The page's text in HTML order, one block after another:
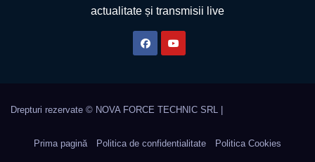
actualitate și transmisii live
Prima pagină Politica de confidentialitate Politica Cookies